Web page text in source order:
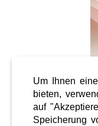
Um Ihnen
bieten,
auf
Speicherung